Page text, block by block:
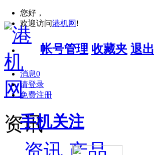
您好，
欢迎访问港机网 !
帐号管理 收藏夹 退出
消息0
请登录
免费注册
手机关注
资讯